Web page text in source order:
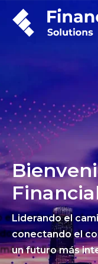
Liderando el
conectando el
un futuro más